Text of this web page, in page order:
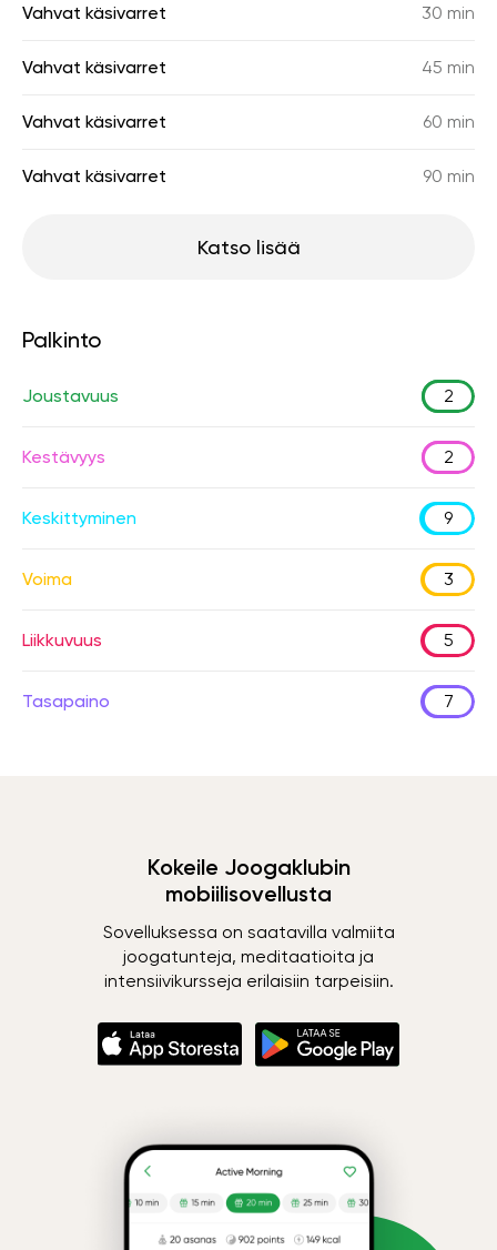
Vahvat käsivarret 30 min
Vahvat käsivarret 45 min
Vahvat käsivarret 60 min
Vahvat käsivarret 90 min
Katso lisää
Palkinto
Joustavuus 2
Kestävyys 2
Keskittyminen 9
Voima 3
Liikkuvuus 5
Tasapaino 7
Kokeile Joogaklubin
mobiilisovellusta
Sovelluksessa on saatavilla valmiita
joogatunteja, meditaatioita ja
intensiivikursseja erilaisiin tarpeisiin.